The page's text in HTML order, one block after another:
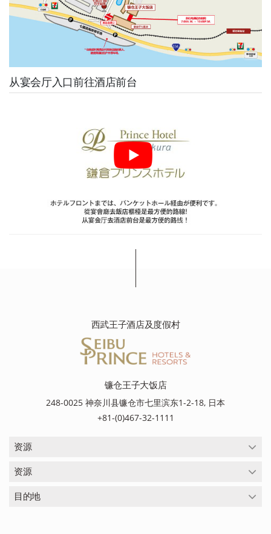
从宴会厅入口前往酒店前台
西武王子酒店及度假村
镰仓王子大饭店
248-0025 神奈川县镰仓市七里滨东1-2-18, 日本
+81-(0)467-32-1111
资源
资源
目的地